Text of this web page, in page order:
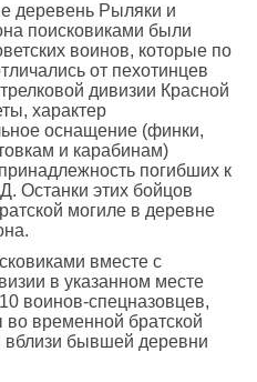
деревень Рыляки и
поисковиками были
воинов, которые по
от пехотинцев
дивизии Красной
характер
оснащение (финки,
и карабинам)
погибших к
Останки этих бойцов
могиле в деревне
вместе с
в указанном месте
воинов-спецназовцев,
временной братской
вблизи бывшей деревни